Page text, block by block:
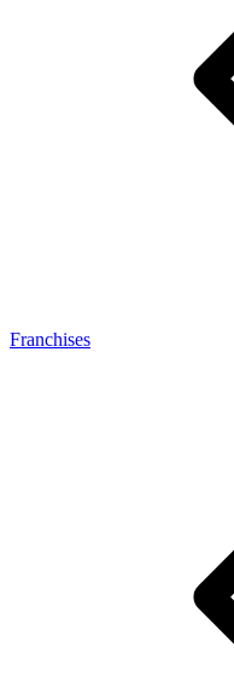
Franchises